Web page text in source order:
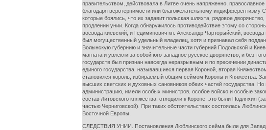
правительством, действовала в Литве очень напряженно,
благодаря веротерпимости или благожелательному индифферентизму
которые боялись, что их задавит польская шляхта, рядовое
продлении унии. Когда обнаружилось противодействие этому со
воевода киевский, и Гедиминович кн. Александр Чарторыйский,
был могущественный удельный владелец, хотя и признавал себя
Волынскую губернию и значительные части губерний Подольской и
магната и увлекли за собой юго-западное русское дворянство, и без
государств был признан навсегда неразрывным и по пресечении
единого государства, называвшиеся первая Короной, вторая
становился король, избираемый общим сеймом Короны и Княжества.
высших светских и духовных сановников обеих частей государства.
администрацию, имели особых министров, особое войско и особые
состав Литовского княжества, отходили к Короне: это были Подляхия
частью Черниговской). При таких обстоятельствах состоялась
Восточной Европы.
СЛЕДСТВИЯ УНИИ. Постановления Люблинского сейма были для